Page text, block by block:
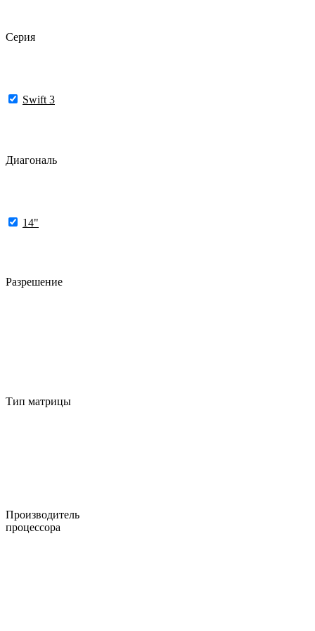
Серия
Swift 3
Диагональ
14"
Разрешение
Тип матрицы
Производитель
процессора